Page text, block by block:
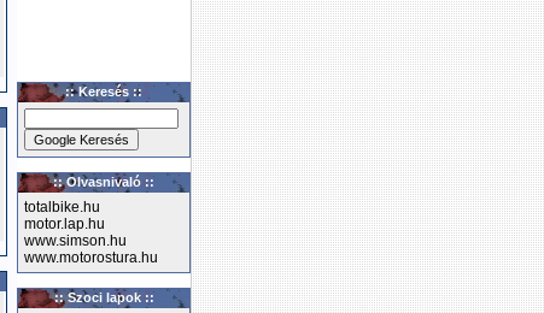
:: Keresés ::
:: Olvasnivaló ::
totalbike.hu
motor.lap.hu
www.simson.hu
www.motorostura.hu
:: Szoci lapok ::